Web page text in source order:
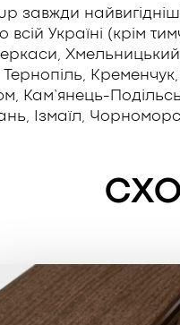
завжди
Україні (крім
Кам’янець-
Ізмаїл,